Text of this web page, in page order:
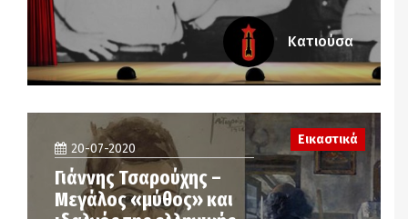
Κατιούσα
20-07-2020
Γιάννης Τσαρούχης –
Μεγάλος «μύθος» και
Εικαστικά